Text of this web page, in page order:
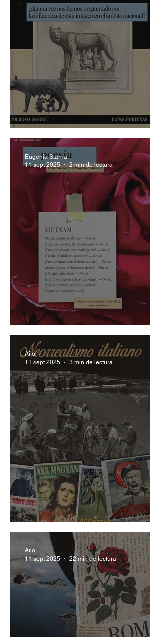
Lupas porteñas
Poesía entre madres
Eugenia Starna
11 sept 2025
2 min de lectura
Neorrealismo Italiano
Ailo
11 sept 2025
3 min de lectura
Ailo
11 sept 2025
22 min de lectura